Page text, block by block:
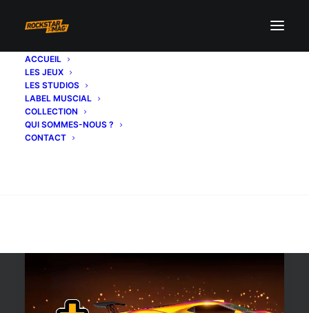
ACCUEIL
LES JEUX
LES STUDIOS
LABEL MUSCIAL
COLLECTION
QUI SOMMES-NOUS ?
CONTACT